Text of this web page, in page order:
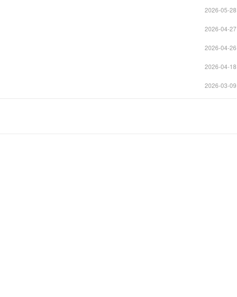
2026-05-28
2026-04-27
2026-04-26
2026-04-18
2026-03-09